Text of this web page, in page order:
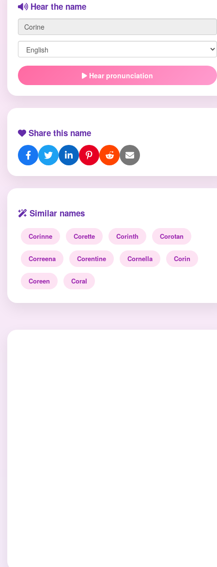
Hear the name
Hear pronunciation
Share this name
Similar names
Corinne Corette Corinth Corotan
Correena Corentine Cornella Corin
Coreen Coral